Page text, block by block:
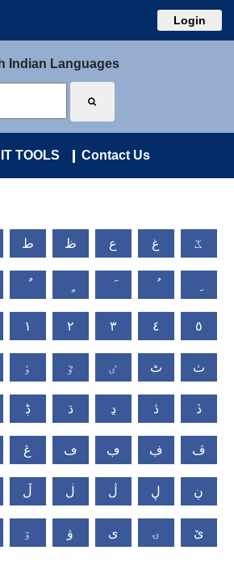
Login
Indian Languages
IT TOOLS Contact Us
ط ظ ع غ ػ
١ ٢ ٣ ٤ ٥
ٶ ٷ ٸ ٹ ٺ
ڋ ڌ ڍ ڎ ڏ
ڠ ڡ ڢ ڣ ڤ
ڵ ڶ ڷ ڸ ڹ
ۊ ۋ ی ۍ ێ